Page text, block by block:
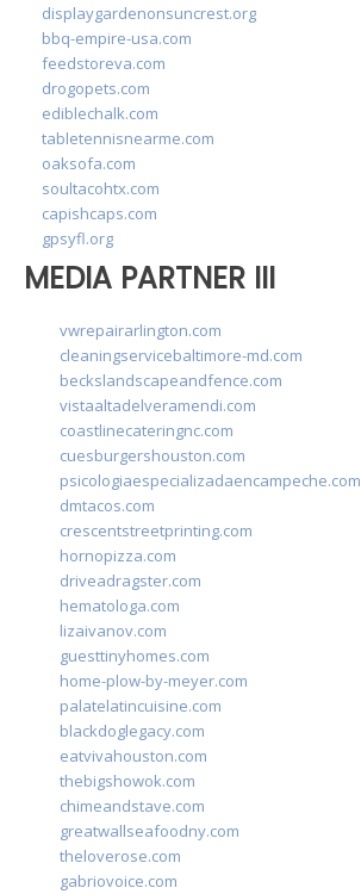
displaygardenonsuncrest.org
bbq-empire-usa.com
feedstoreva.com
drogopets.com
ediblechalk.com
tabletennisnearme.com
oaksofa.com
soultacohtx.com
capishcaps.com
gpsyfl.org
MEDIA PARTNER III
vwrepairarlington.com
cleaningservicebaltimore-md.com
beckslandscapeandfence.com
vistaaltadelveramendi.com
coastlinecateringnc.com
cuesburgershouston.com
psicologiaespecializadaencampeche.com
dmtacos.com
crescentstreetprinting.com
hornopizza.com
driveadragster.com
hematologa.com
lizaivanov.com
guesttinyhomes.com
home-plow-by-meyer.com
palatelatincuisine.com
blackdoglegacy.com
eatvivahouston.com
thebigshowok.com
chimeandstave.com
greatwallseafoodny.com
theloverose.com
gabriovoice.com